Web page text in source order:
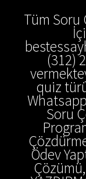
Tüm
(312)
quiz
Soru
Ödev